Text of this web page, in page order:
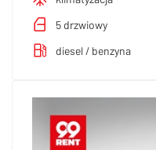
5 drzwiowy
diesel / benzyna